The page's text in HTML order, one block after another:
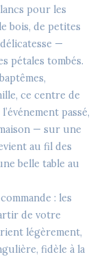
pour les
bois, de petites
—
pétales tombés.
, ce centre de
passé,
— sur une
au fil des
belle table au
: les
de votre
légèrement,
fidèle à la